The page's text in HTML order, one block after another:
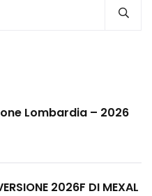
Lombardia – 2026
2026F DI MEXAL